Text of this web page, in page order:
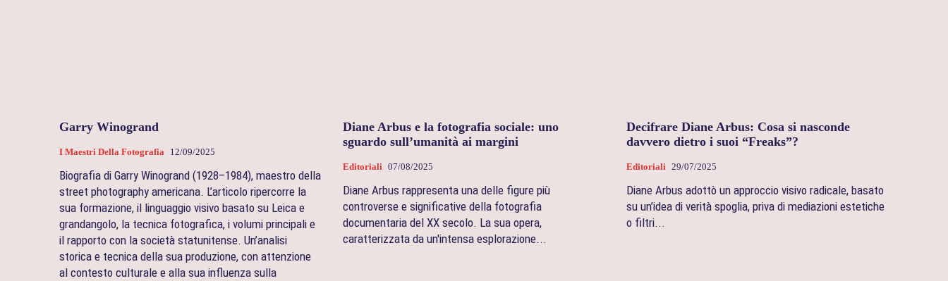
Garry Winogrand
I Maestri Della Fotografia 12/09/2025
Biografia di Garry Winogrand (1928–1984), maestro della
street photography americana. L’articolo ripercorre la
sua formazione, il linguaggio visivo basato su Leica e
grandangolo, la tecnica fotografica, i volumi principali e
il rapporto con la società statunitense. Un’analisi
storica e tecnica della sua produzione, con attenzione
al contesto culturale e alla sua influenza sulla
Diane Arbus e la fotografia sociale: uno
sguardo sull’umanità ai margini
Editoriali 07/08/2025
Diane Arbus rappresenta una delle figure più
controverse e significative della fotografia
documentaria del XX secolo. La sua opera,
caratterizzata da un'intensa esplorazione...
Decifrare Diane Arbus: Cosa si nasconde
davvero dietro i suoi “Freaks”?
Editoriali 29/07/2025
Diane Arbus adottò un approccio visivo radicale, basato
su un’idea di verità spoglia, priva di mediazioni estetiche
o filtri...